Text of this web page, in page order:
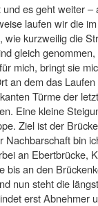
es geht weiter
laufen wir die
kurzweilig die
gleich
mich, bringt sie
an dem das
Türme der
Eine kleine
Ziel ist der
bin
an Ebertbrücke,
bis an den
nun steht die
erst Abnehmer